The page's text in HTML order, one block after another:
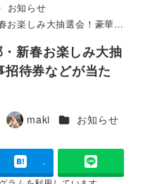
お知らせ
宿泊券やお食事招待券などが当たるチャンス
・新春お楽しみ大抽
待券などが当た
著
maki カテゴリー
お知らせ
-